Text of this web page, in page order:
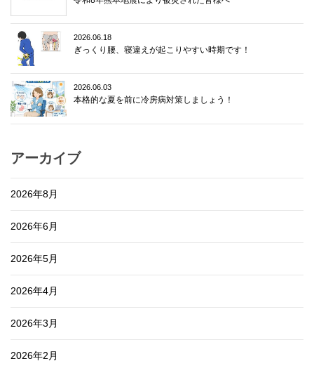
2026.06.18
ぎっくり腰、寝違えが起こりやすい時期です！
2026.06.03
本格的な夏を前に冷房病対策しましょう！
アーカイブ
2026年8月
2026年6月
2026年5月
2026年4月
2026年3月
2026年2月